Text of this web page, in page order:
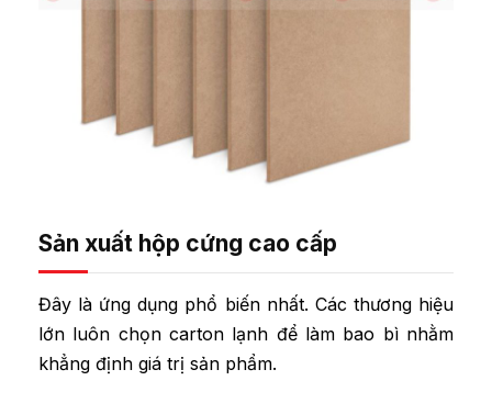
Sản xuất hộp cứng cao cấp
Đây là ứng dụng phổ biến nhất. Các thương hiệu
lớn luôn chọn carton lạnh để làm bao bì nhằm
khẳng định giá trị sản phẩm.